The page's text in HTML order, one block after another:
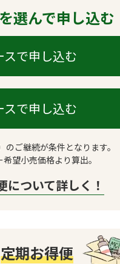
選んで申し込む
スで申し込む
スで申し込む
ご継続が条件となります。
望小売価格より算出。
について詳しく！
定期お得便